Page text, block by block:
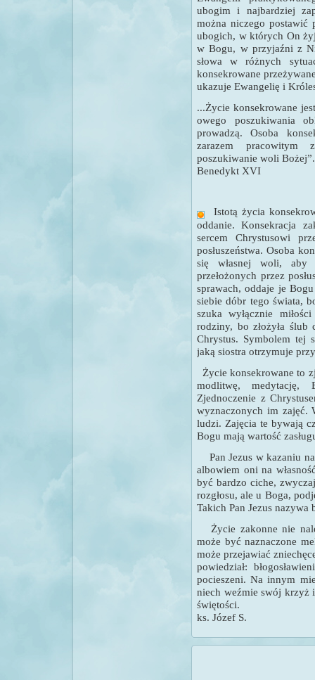
ubogim i najbardziej
można niczego postawić
ubogich, w których On
w Bogu, w przyjaźni z
słowa w różnych
konsekrowane
ukazuje Ewangelię i
...Życie konsekrowane
owego poszukiwania
prowadzą. Osoba
zarazem pracowitym
poszukiwanie woli Bożej”.
Benedykt XVI
Istotą życia
oddanie. Konsekracja
sercem Chrystusowi
posłuszeństwa. Osoba
się własnej woli, aby
przełożonych przez
sprawach, oddaje je
siebie dóbr tego świata,
szuka wyłącznie
rodziny, bo złożyła
Chrystus. Symbolem tej
jaką siostra otrzymuje
Życie konsekrowane to
modlitwę,
Zjednoczenie z
wyznaczonych im zajęć.
ludzi. Zajęcia te bywają
Bogu mają wartość
Pan Jezus w kazaniu
albowiem oni na
być bardzo ciche,
rozgłosu, ale u Boga,
Takich Pan Jezus nazywa
Życie zakonne nie
może być naznaczone
może przejawiać
powiedział:
pocieszeni. Na innym
niech weźmie swój krzyż
świętości.
ks. Józef S.